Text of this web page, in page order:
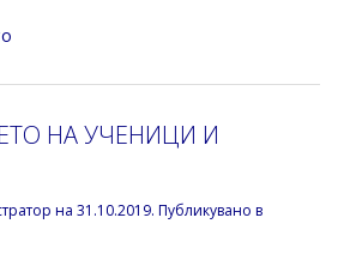
НА УЧЕНИЦИ И
на 31.10.2019. Публикувано в